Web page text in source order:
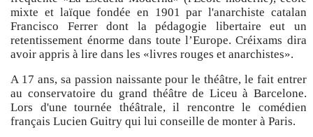
mixte et laïque fondée en 1901 par l'anarchiste catalan
Francisco Ferrer dont la pédagogie libertaire eut un
retentissement énorme dans toute l’Europe. Créixams dira
avoir appris à lire dans les «livres rouges et anarchistes».
A 17 ans, sa passion naissante pour le théâtre, le fait entrer
au conservatoire du grand théâtre de Liceu à Barcelone.
Lors d'une tournée théâtrale, il rencontre le comédien
français Lucien Guitry qui lui conseille de monter à Paris.